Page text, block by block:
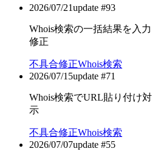
2026/07/21update #93
Whois検索の一括結果を入
修正
不具合修正Whois検索
2026/07/15update #71
Whois検索でURL貼り付け
示
不具合修正Whois検索
2026/07/07update #55